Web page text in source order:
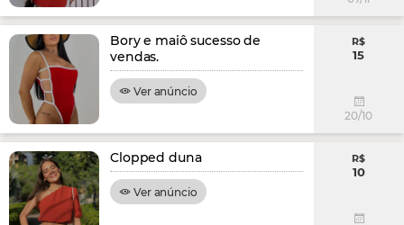
Bory e maiô sucesso de
vendas.
Ver anúncio
R$
15
20/10
Clopped duna
Ver anúncio
R$
10